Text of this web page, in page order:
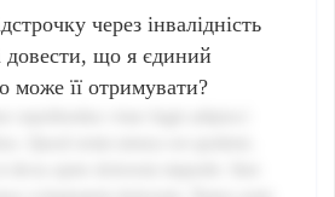
через інвалідність
довести, що я єдиний
може її отримувати?